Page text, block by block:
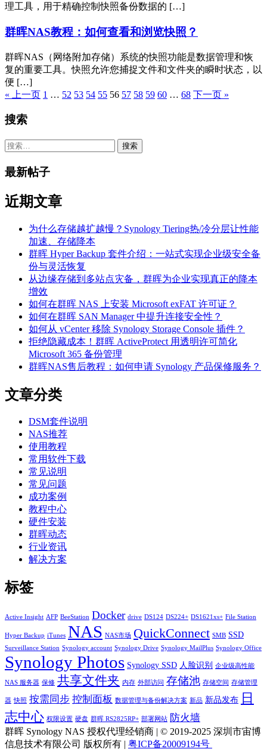
理工具，用于精确控制快照备份数据的 […]
群晖NAS教程：如何查看和浏览快照？
群晖NAS（网络附加存储）系统的快照功能是数据管理和恢
复的重要工具。快照允许您捕捉文件和文件夹的瞬时状态，以
便 […]
« 上一页 1 … 52 53 54 55 56 57 58 59 60 … 68 下一页 »
搜索
搜
最新帖子
近期文章
为什么存储越扩越慢？Synology Tiering热/冷分层让性能
加速、存储降本
群晖 Hyper Backup 套件介绍：一站式实现企业级安全备
份与灵活恢复
从边缘存储到多站点灾备，群晖为企业实现真正的降本
增效
如何在群晖 NAS 上安装 Microsoft exFAT 许可证？
如何在群晖 SAN Manager 中提升连接安全性？
如何从 vCenter 移除 Synology Storage Console 插件？
拒绝隐藏成本！群晖 ActiveProtect 用透明许可简化
Microsoft 365 备份管理
群晖NAS售后教程：如何申请 Synology 产品保修服务？
文章分类
DSM套件说明
NAS推荐
使用教程
常用软件下载
常见说明
常见问题
成功案例
教程中心
硬件安装
群晖动态
行业资讯
解决方案
标签
Active Insight AFP BeeStation Docker drive DS124 DS224+ DS1621xs+ File Station
Hyper Backup iTunes NAS NAS市场 QuickConnect SMB SSD
Surveillance Station Synology account Synology Drive Synology MailPlus Synology Office
Synology Photos Synology SSD 人脸识别 企业级高性能
NAS 服务器 保修 共享文件夹 内存 外部访问 存储池 存储空间 存储管理
器 快照 按需同步 控制面板 数据管理与备份解决方案 新品 新品发布 日
志中心 权限设置 硬盘 群晖 RS2825RP+ 部署网站 防火墙
群晖 Synology NAS 授权代理经销商 | © 2019-2025 深圳市宙博
信息技术有限公司 版权所有 | 粤ICP备20009194号